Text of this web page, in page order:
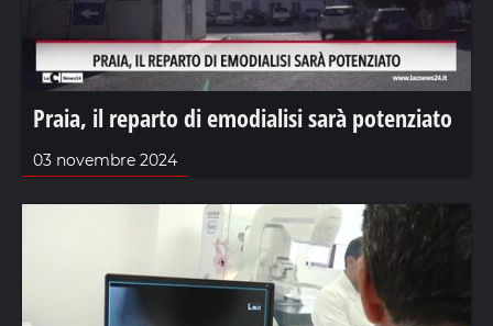
Praia, il reparto di emodialisi sarà potenziato
03 novembre 2024